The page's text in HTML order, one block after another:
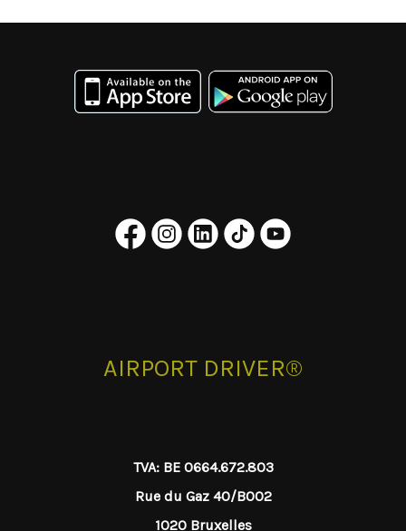
AIRPORT DRIVER®
TVA: BE 0664.672.803
Rue du Gaz 40/B002
1020 Bruxelles